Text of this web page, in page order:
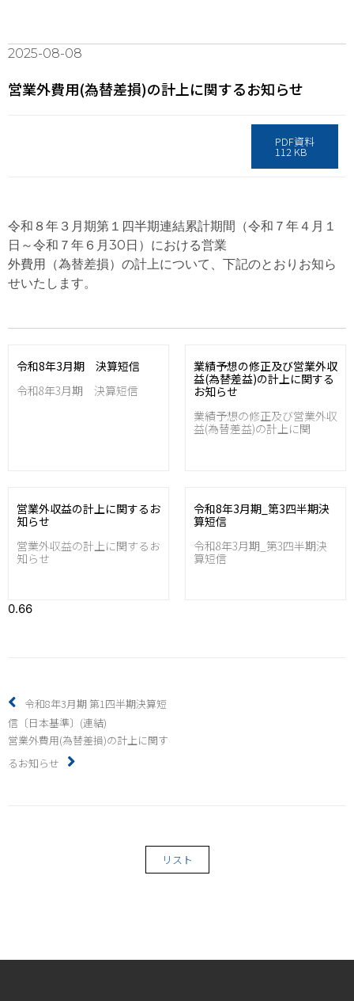
2025-08-08
営業外費用(為替差損)の計上に関するお知らせ
PDF資料
112 KB
令和８年３月期第１四半期連結累計期間（令和７年４月１
日～令和７年６月30日）における営業
外費用（為替差損）の計上について、下記のとおりお知ら
せいたします。
令和8年3月期 決算短信
令和8年3月期 決算短信
業績予想の修正及び営業外収
益(為替差益)の計上に関する
お知らせ
業績予想の修正及び営業外収
益(為替差益)の計上に関
営業外収益の計上に関するお
知らせ
営業外収益の計上に関するお
知らせ
令和8年3月期_第3四半期決
算短信
令和8年3月期_第3四半期決
算短信
令和8年3月期 第1四半期決算短
信〔日本基準〕(連結)
営業外費用(為替差損)の計上に関す
るお知らせ
リスト